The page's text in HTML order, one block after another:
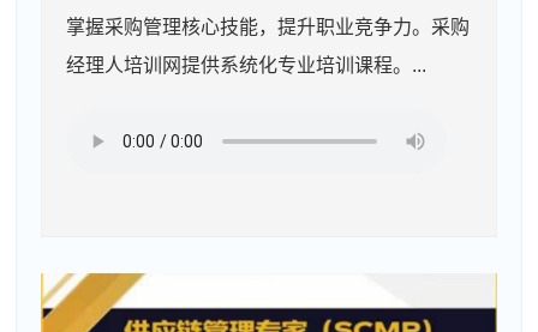
掌握采购管理核心技能，提升职业竞争力。采购
经理人培训网提供系统化专业培训课程。...